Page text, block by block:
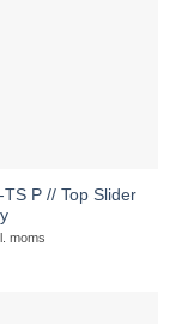
P // Top Slider
moms